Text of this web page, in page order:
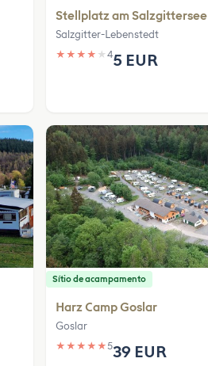
Stellplatz am Salzgittersee
Salzgitter-Lebenstedt
★ ★ ★ ★ ★ 45 EUR
Sítio de acampamento
Harz Camp Goslar
Goslar
★ ★ ★ ★ ★539 EUR